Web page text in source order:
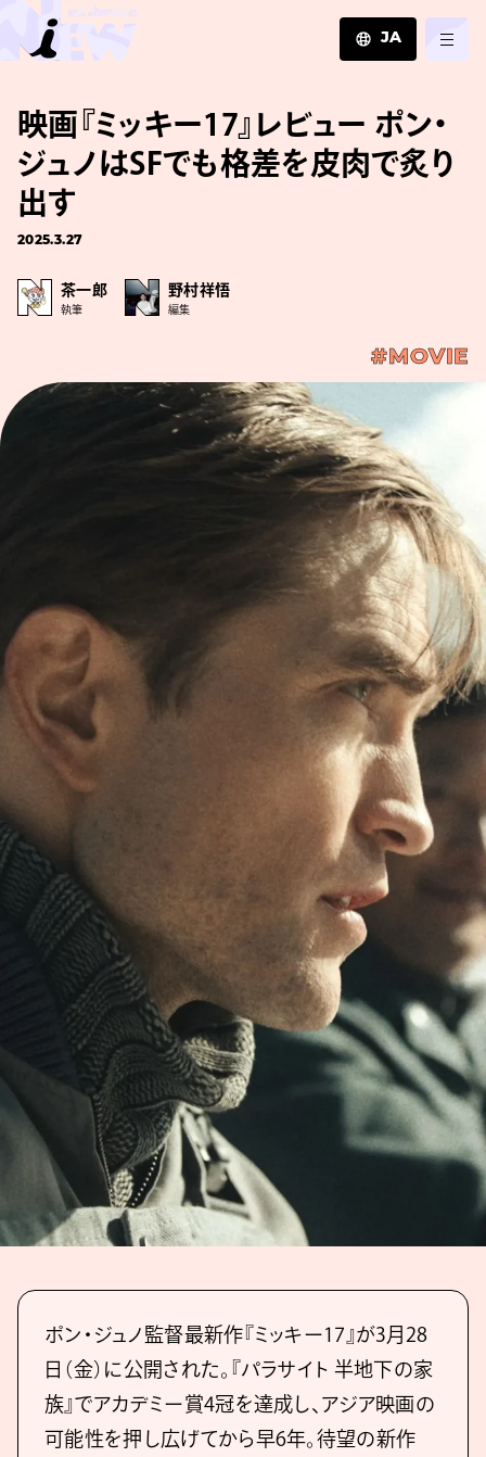
JA
EN
映画『ミッキー17』レビュー ポン・
ジュノはSFでも格差を皮肉で炙り
出す
2025.3.27
茶一郎
執筆
野村祥悟
編集
#MOVIE
ポン・ジュノ監督最新作『ミッキー17』が3月28
日（金）に公開された。『パラサイト 半地下の家
族』でアカデミー賞4冠を達成し、アジア映画の
可能性を押し広げてから早6年。待望の新作